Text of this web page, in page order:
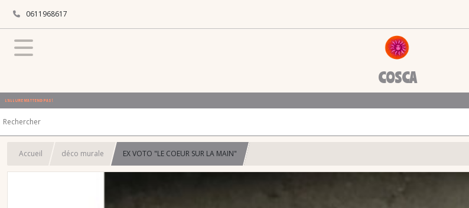
0611968617
COSCA
L'ALLURE N'ATTEND PAS !
Accueil déco murale EX VOTO "LE COEUR SUR LA MAIN"